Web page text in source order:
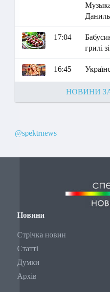
17:04
грилі
16:45
НОВИНИ
@spektrnews
Новини
Стрічка новин
Статті
Думки
Архів